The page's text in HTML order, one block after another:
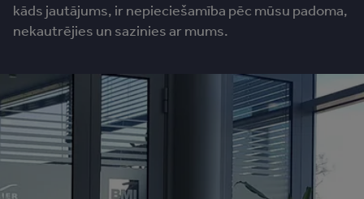
kāds jautājums, ir nepieciešamība pēc mūsu padoma,
nekautrējies un sazinies ar mums.